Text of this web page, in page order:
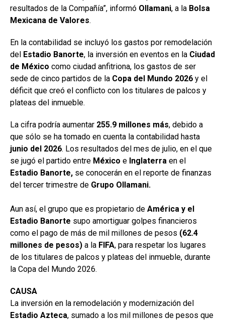
resultados de la Compañía”, informó Ollamani, a la Bolsa
Mexicana de Valores.
En la contabilidad se incluyó los gastos por remodelación
del Estadio Banorte, la inversión en eventos en la Ciudad
de México como ciudad anfitriona, los gastos de ser
sede de cinco partidos de la Copa del Mundo 2026 y el
déficit que creó el conflicto con los titulares de palcos y
plateas del inmueble.
La cifra podría aumentar 255.9 millones más, debido a
que sólo se ha tomado en cuenta la contabilidad hasta
junio del 2026. Los resultados del mes de julio, en el que
se jugó el partido entre México e Inglaterra en el
Estadio Banorte, se conocerán en el reporte de finanzas
del tercer trimestre de Grupo Ollamani.
Aun así, el grupo que es propietario de América y el
Estadio Banorte supo amortiguar golpes financieros
como el pago de más de mil millones de pesos (62.4
millones de pesos) a la FIFA, para respetar los lugares
de los titulares de palcos y plateas del inmueble, durante
la Copa del Mundo 2026.
CAUSA
La inversión en la remodelación y modernización del
Estadio Azteca, sumado a los mil millones de pesos que